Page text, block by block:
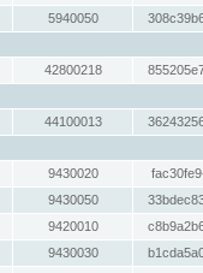
5940050
42800218
44100013
9430020
9430050
9420010
9430030